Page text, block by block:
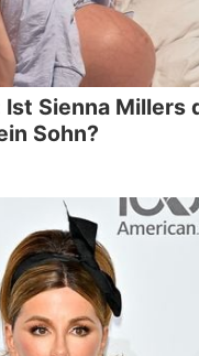
Ist Sienna Millers
Sohn?